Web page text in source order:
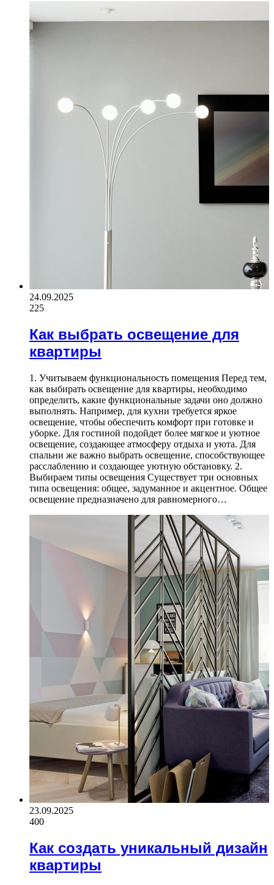
24.09.2025
225
Как выбрать освещение для
квартиры
1. Учитываем функциональность помещения Перед тем,
как выбирать освещение для квартиры, необходимо
определить, какие функциональные задачи оно должно
выполнять. Например, для кухни требуется яркое
освещение, чтобы обеспечить комфорт при готовке и
уборке. Для гостиной подойдет более мягкое и уютное
освещение, создающее атмосферу отдыха и уюта. Для
спальни же важно выбрать освещение, способствующее
расслаблению и создающее уютную обстановку. 2.
Выбираем типы освещения Существует три основных
типа освещения: общее, задуманное и акцентное. Общее
освещение предназначено для равномерного…
23.09.2025
400
Как создать уникальный дизайн
квартиры